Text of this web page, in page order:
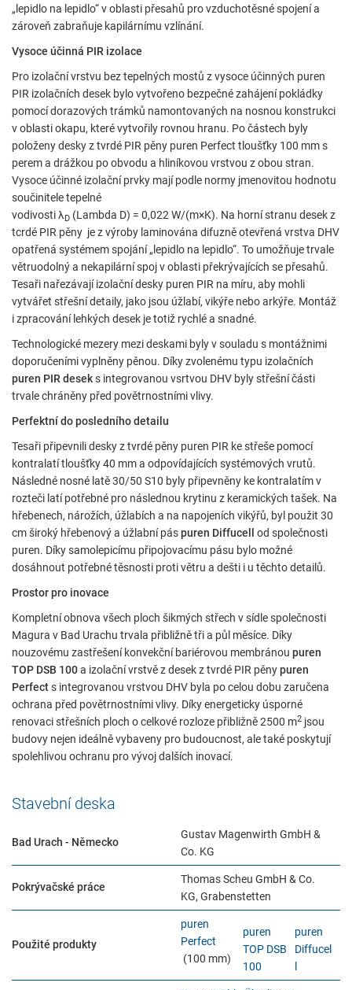
„lepidlo na lepidlo“ v oblasti přesahů pro vzduchotěsné spojení a
zároveň zabraňuje kapilárnímu vzlínání.
Vysoce účinná PIR izolace
Pro izolační vrstvu bez tepelných mostů z vysoce účinných puren
PIR izolačních desek bylo vytvořeno bezpečné zahájení pokládky
pomocí dorazových trámků namontovaných na nosnou konstrukci
v oblasti okapu, které vytvořily rovnou hranu. Po částech byly
položeny desky z tvrdé PIR pěny puren Perfect tloušťky 100 mm s
perem a drážkou po obvodu a hliníkovou vrstvou z obou stran.
Vysoce účinné izolační prvky mají podle normy jmenovitou hodnotu
součinitele tepelné
vodivosti λD (Lambda D) = 0,022 W/(m×K). Na horní stranu desek z
tcrdé PIR pěny je z výroby laminována difuzně otevřená vrstva DHV
opatřená systémem spojání „lepidlo na lepidlo“. To umožňuje trvale
větruodolný a nekapilární spoj v oblasti překrývajících se přesahů.
Tesaři nařezávají izolační desky puren PIR na míru, aby mohli
vytvářet střešní detaily, jako jsou úžlabí, vikýře nebo arkýře. Montáž
i zpracování lehkých desek je totiž rychlé a snadné.
Technologické mezery mezi deskami byly v souladu s montážnimi
doporučeními vyplněny pěnou. Díky zvolenému typu izolačních
puren PIR deseks integrovanou vsrtvou DHV byly střešní části
trvale chráněny před povětrnostními vlivy.
Perfektní do posledního detailu
Tesaři připevnili desky z tvrdé pěny puren PIR ke střeše pomocí
kontralatí tloušťky 40 mm a odpovídajících systémových vrutů.
Následné nosné latě 30/50 S10 byly připevněny ke kontralatím v
rozteči latí potřebné pro následnou krytinu z keramických tašek. Na
hřebenech, nárožích, úžlabích a na napojeních vikýřů, byl použit 30
cm široký hřebenový a úžlabní páspuren Diffucell
od společnosti
puren. Díky samolepicímu připojovacímu pásu bylo možné
dosáhnout potřebné těsnosti proti větru a dešti i u těchto detailů.
Prostor pro inovace
Kompletní obnova všech ploch šikmých střech v sídle společnosti
Magura v Bad Urachu trvala přibližně tři a půl měsíce. Díky
nouzovému zastřešení konvekční bariérovou membránou puren
TOP DSB 100a izolační vrstvě z desek z tvrdé PIR pěnypuren
Perfects integrovanou vrstvou DHV byla po celou dobu zaručena
ochrana před povětrnostními vlivy. Díky energeticky úsporné
renovaci střešních ploch o celkové rozloze přibližně 2500 m2 jsou
budovy nejen ideálně vybaveny pro budoucnost, ale také poskytují
spolehlivou ochranu pro vývoj dalších inovací.
Stavební deska
Bad Urach - Německo
Gustav Magenwirth GmbH &
Co. KG
Pokrývačské práce
Thomas Scheu GmbH & Co.
KG, Grabenstetten
Použité produkty
puren
Perfect
(100 mm)
puren
TOP DSB
100
puren
Diffucel
l
Požadované
Tyto údaje jsou nezbytné pro základní funkce webových
stránek a pomáhají umožnit jejich používání a přístup do
zabezpečených oblastí našich webových stránek.
Consent Information
Služba
Externí obsah je zde povolen, pokud je důležitý pro náš pracovní
postup. Například přístupný obsah, servisní chat nebo podobní
poskytovatelé.
Consent Information
External Content
Includes resources that make external content available on the
website. Such as YouTube, Instagram or similar providers.
Consent Information
Uložit
Odmítnout
Imprint Ochrana údajů